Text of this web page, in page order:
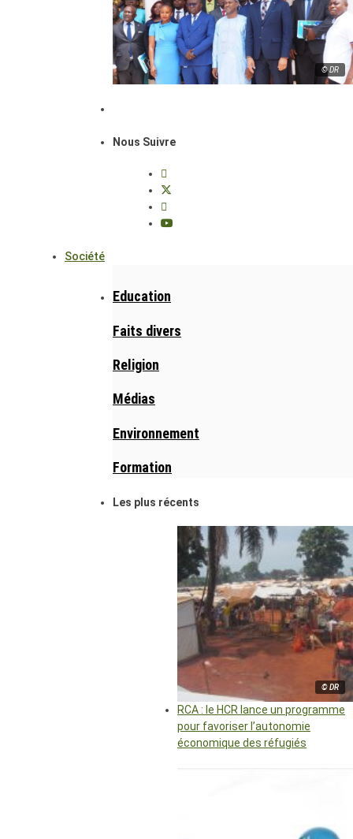
© DR
Nous Suivre
Société
Education
Faits divers
Religion
Médias
Environnement
Formation
Les plus récents
© DR
RCA : le HCR lance un programme
pour favoriser l’autonomie
économique des réfugiés